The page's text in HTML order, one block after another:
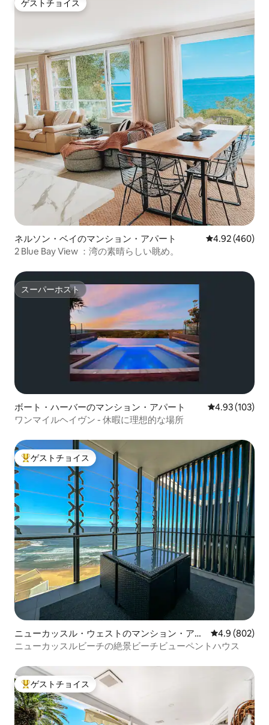
ゲストチョイス
ゲストチョイス
ネルソン・ベイのマンション・アパート レビュー460
4.92 (460)
2 Blue Bay View ：湾の素晴らしい眺め。
スーパーホスト
スーパーホスト
ボート・ハーバーのマンション・アパート レビュー103
4.93 (103)
ワンマイルヘイヴン - 休暇に理想的な場所
大好評のゲストチョイスです。
ゲストチョイス
ニューカッスル・ウェストのマンション・アパ
ート
レビュー802
4.9 (802)
ニューカッスルビーチの絶景ビーチビューペントハウス
大好評のゲストチョイスです。
ゲストチョイス